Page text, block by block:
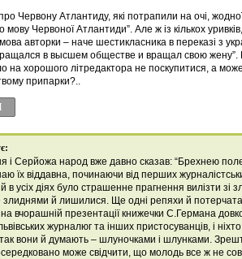
про Червону Атлантиду, які потрапили на очі,
Червоної Атлантиди”. Але ж із кількох
авторки – наче шестикласника в переказі з
в высшем обществе и вращал свою жену”.
на хорошого літредактора не поскупитися, а
припарки?..
і Серйожа народ вже давно сказав: “Брехнею
їх віддавна, починаючи від перших
в усіх діях було страшенне прагнення вилізти зі
злиднями й лишилися. Ще одні репяхи й потерчата
вчорашній презентації книжечки С.Германа
журналюг та інших пристосуванців, і
вони й думають – шлуночками і шлунками.
може свідчити, що молодь все ж не